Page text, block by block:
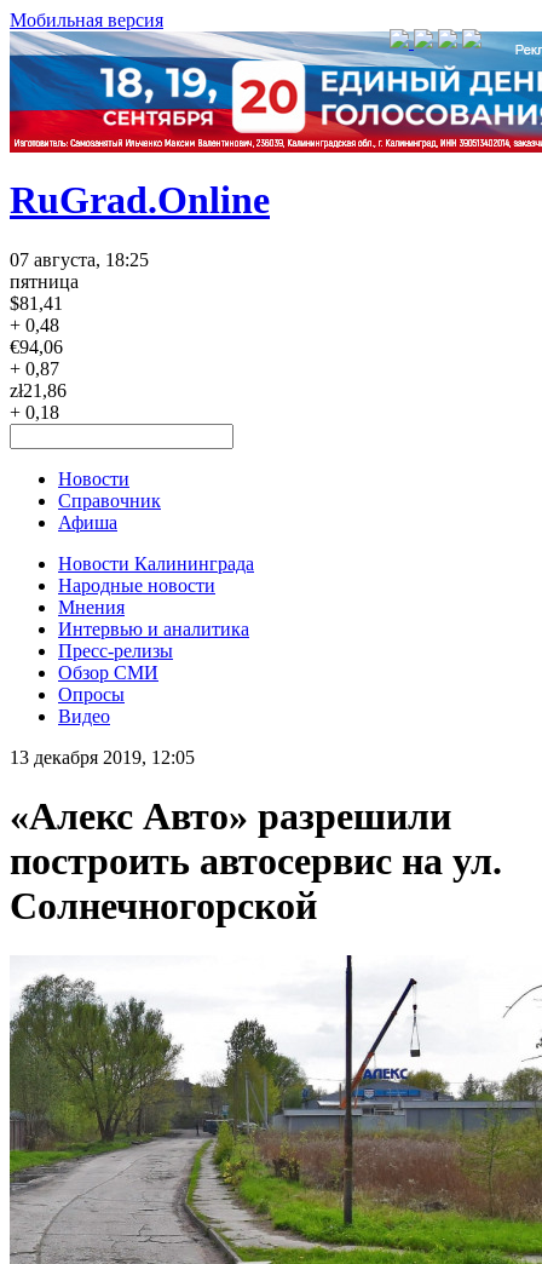
Мобильная версия
RuGrad.Online
07 августа, 18:25
пятница
$81,41
+ 0,48
€94,06
+ 0,87
zł21,86
+ 0,18
Новости
Справочник
Афиша
Новости Калининграда
Народные новости
Мнения
Интервью и аналитика
Пресс-релизы
Обзор СМИ
Опросы
Видео
13 декабря 2019, 12:05
«Алекс Авто» разрешили
построить автосервис на ул.
Солнечногорской